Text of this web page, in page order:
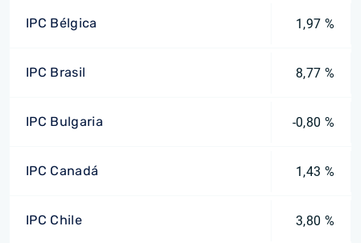
IPC Bélgica 1,97 %
IPC Brasil 8,77 %
IPC Bulgaria -0,80 %
IPC Canadá 1,43 %
IPC Chile 3,80 %